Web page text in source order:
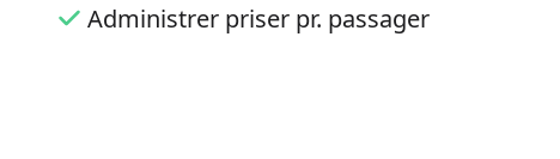
Administrer priser pr. passager